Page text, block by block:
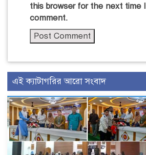
this browser for the next time I
comment.
এই ক্যাটাগরির আরো সংবাদ